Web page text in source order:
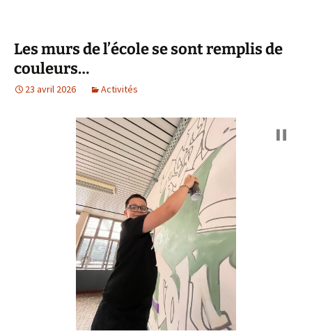
Les murs de l’école se sont remplis de
couleurs…
23 avril 2026 Activités